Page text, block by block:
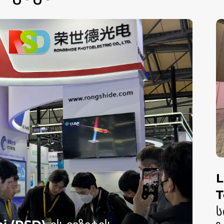
Co., Ltd.
Lumi Photoelectric
Technology Co., Ltd. ასხლევს
სინათლეს Laser Korea 2026-